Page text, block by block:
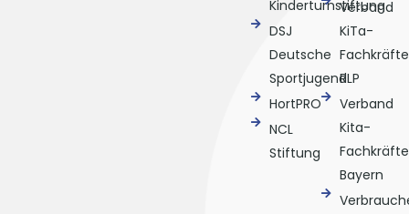
Kinderturnstiftung
DSJ
Deutsche
Sportjugend
HortPRO
NCL
Stiftung
Verband
KiTa-
Fachkräfte
RLP
Verband
Kita-
Fachkräfte
Bayern